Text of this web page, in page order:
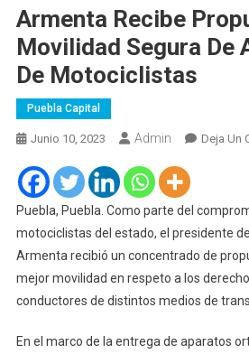
Armenta Recibe
Movilidad Segura De
De Motociclistas
Puebla Capital
Junio 10, 2023 Admin Deja Un
Puebla, Puebla. Como parte del
motociclistas del estado, el presidente
Armenta recibió un concentrado de
mejor movilidad en respeto a los
conductores de distintos medios de
En el marco de la entrega de aparatos